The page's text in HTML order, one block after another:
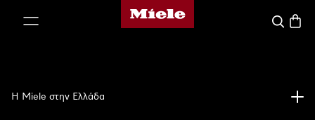
Αρχική σελίδα της Miele
Η Miele στην Ελλάδα